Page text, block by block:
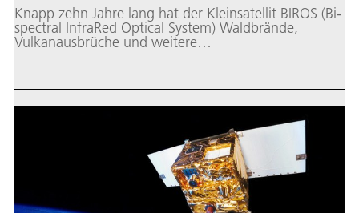
Knapp zehn Jahre lang hat der Kleinsatellit BIROS (Bi-
spectral InfraRed Optical System) Waldbrände,
Vulkanausbrüche und weitere
DLR vollständig in der Erdatmosphäre.